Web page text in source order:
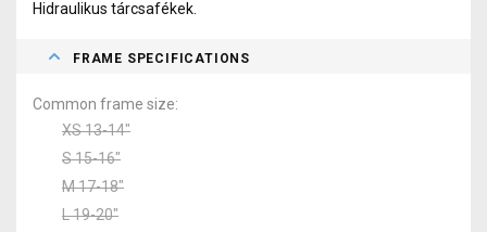
Hidraulikus tárcsafékek.
FRAME SPECIFICATIONS
Common frame size
XS 13-14"
S 15-16"
M 17-18"
L 19-20"